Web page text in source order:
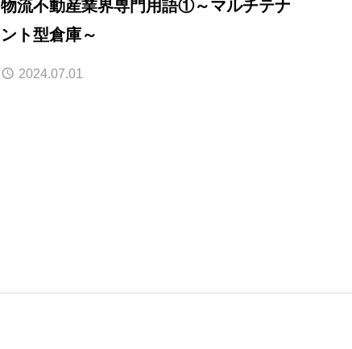
物流不動産業界専門用語①～マルチテナ
ント型倉庫～
2024.07.01